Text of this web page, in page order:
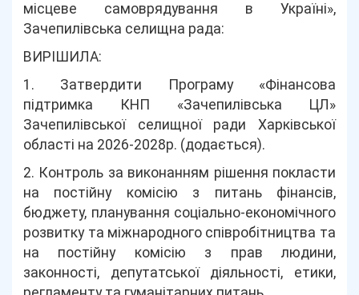
місцеве самоврядування в Україні»,
Зачепилівська селищна рада:
ВИРІШИЛА:
1. Затвердити Програму «Фінансова
підтримка КНП «Зачепилівська ЦЛ»
Зачепилівської селищної ради Харківської
області на 2026-2028р. (додається).
2. Контроль за виконанням рішення покласти
на постійну комісію з питань фінансів,
бюджету, планування соціально-економічного
розвитку та міжнародного співробітництва та
на постійну комісію з прав людини,
законності, депутатської діяльності, етики,